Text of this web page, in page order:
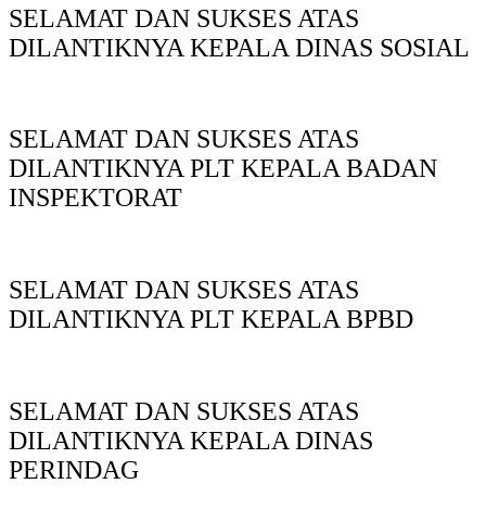
SELAMAT DAN SUKSES ATAS
DILANTIKNYA KEPALA DINAS SOSIAL
SELAMAT DAN SUKSES ATAS
DILANTIKNYA PLT KEPALA BADAN
INSPEKTORAT
SELAMAT DAN SUKSES ATAS
DILANTIKNYA PLT KEPALA BPBD
SELAMAT DAN SUKSES ATAS
DILANTIKNYA KEPALA DINAS
PERINDAG